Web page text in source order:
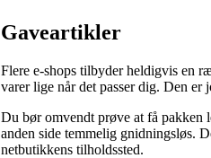
Gaveartikler
Flere e-shops tilbyder heldigvis en
varer lige når det passer dig. Den
Du bør omvendt prøve at få pakken
anden side temmelig gnidningsløs.
netbutikkens tilholdssted.